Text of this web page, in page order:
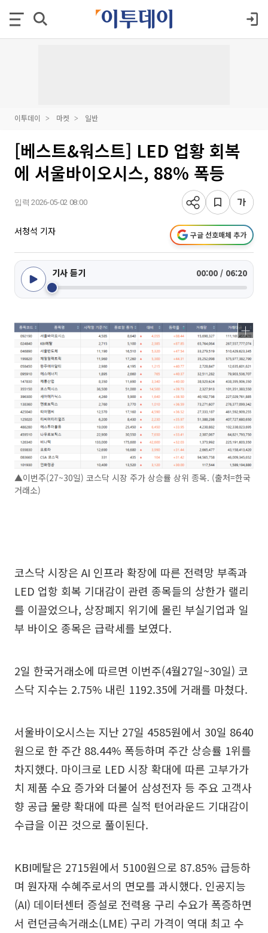
이투데이 마켓 일반
[베스트&워스트] LED 업황 회복
에 서울바이오시스, 88% 폭등
입력 2026-05-02 08:00
서청석 기자 구글 선호매체 추가
기사 듣기 00:00 / 06:20
▲이번주(27~30일) 코스닥 시장 주가 상승률 상위 종목. (출처=한국
거래소)
코스닥 시장은 AI 인프라 확장에 따른 전력망 부족과
LED 업항 회복 기대감이 관련 종목들의 상한가 랠리
를 이끌었으나, 상장폐지 위기에 몰린 부실기업과 일
부 바이오 종목은 급락세를 보였다.
2일 한국거래소에 따르면 이번주(4월27일~30일) 코
스닥 지수는 2.75% 내린 1192.35에 거래를 마쳤다.
서울바이오시스는 지난 27일 4585원에서 30일 8640
원으로 한 주간 88.44% 폭등하며 주간 상승률 1위를
차지했다. 마이크로 LED 시장 확대에 따른 고부가가
치 제품 수요 증가와 더불어 삼성전자 등 주요 고객사
향 공급 물량 확대에 따른 실적 턴어라운드 기대감이
수급을 이끈 것으로 풀이된다.
KBI메탈은 2715원에서 5100원으로 87.85% 급등하
며 원자재 수혜주로서의 면모를 과시했다. 인공지능
(AI) 데이터센터 증설로 전력용 구리 수요가 폭증하면
서 런던금속거래소(LME) 구리 가격이 역대 최고 수